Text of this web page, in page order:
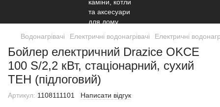
Водонагрівачі Електричні водонагрівачі Електричні
Бойлер електричний Drazice OKCE
100 S/2,2 кВт, стаціонарний, сухий
ТЕН (підлоговий)
Артикул: 1108111101 Написати відгук